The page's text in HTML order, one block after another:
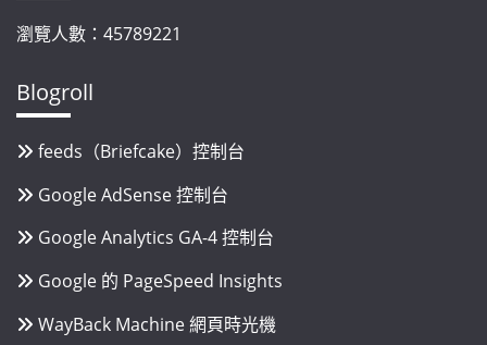
瀏覽人數：45789221
Blogroll
feeds（Briefcake）控制台
Google AdSense 控制台
Google Analytics GA-4 控制台
Google 的 PageSpeed Insights
WayBack Machine 網頁時光機